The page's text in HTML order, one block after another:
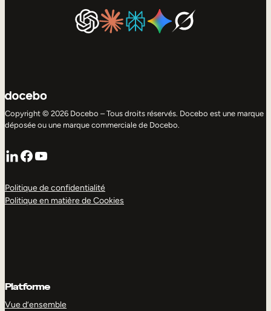
Copyright © 2026 Docebo – Tous droits réservés. Docebo est une marque
déposée ou une marque commerciale de Docebo.
LinkedIn
Facebook
YouTube
Politique de confidentialité
Politique en matière de Cookies
Platforme
Vue d’ensemble